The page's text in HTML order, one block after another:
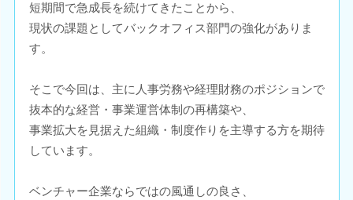
短期間で急成長を続けてきたことから、
現状の課題としてバックオフィス部門の強化がありま
す。
そこで今回は、主に人事労務や経理財務のポジションで
抜本的な経営・事業運営体制の再構築や、
事業拡大を見据えた組織・制度作りを主導する方を期待
しています。
ベンチャー企業ならではの風通しの良さ、